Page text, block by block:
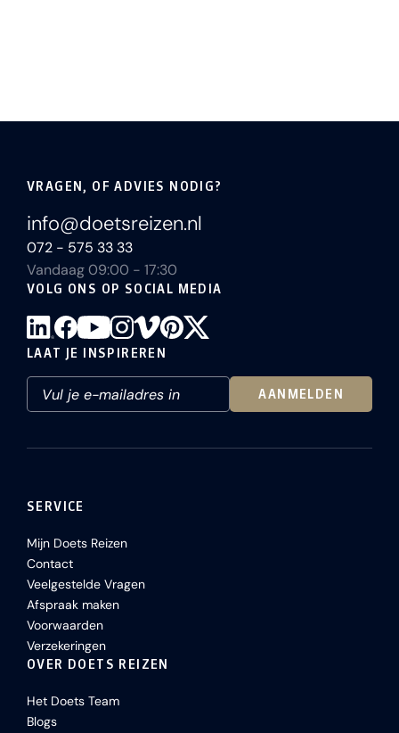
VRAGEN, OF ADVIES NODIG?
info@doetsreizen.nl
072 - 575 33 33
Vandaag 09:00 - 17:30
VOLG ONS OP SOCIAL MEDIA
LAAT JE INSPIREREN
AANMELDEN
SERVICE
Mijn Doets Reizen
Contact
Veelgestelde Vragen
Afspraak maken
Voorwaarden
Verzekeringen
OVER DOETS REIZEN
Het Doets Team
Blogs